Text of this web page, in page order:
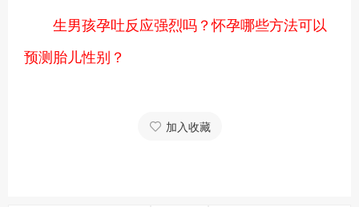
生男孩孕吐反应强烈吗？怀孕哪些方法可以
预测胎儿性别？
加入收藏